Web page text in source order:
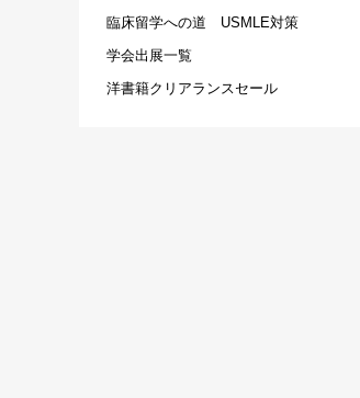
臨床留学への道 USMLE対策
学会出展一覧
洋書籍クリアランスセール